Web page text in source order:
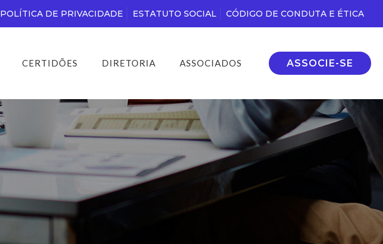
POLÍTICA DE PRIVACIDADE ESTATUTO SOCIAL CÓDIGO DE CONDUTA E ÉTICA
CERTIDÕES DIRETORIA ASSOCIADOS ASSOCIE-SE